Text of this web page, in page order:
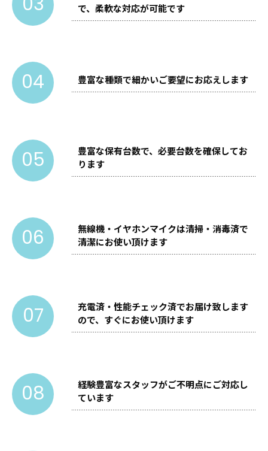
で、柔軟な対応が可能です
04 豊富な種類で細かいご要望にお応えします
05
豊富な保有台数で、必要台数を確保してお
ります
06
無線機・イヤホンマイクは清掃・消毒済で
清潔にお使い頂けます
07
充電済・性能チェック済でお届け致します
ので、すぐにお使い頂けます
08
経験豊富なスタッフがご不明点にご対応し
ています